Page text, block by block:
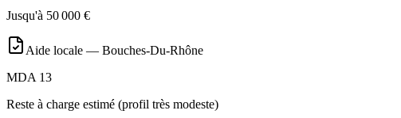
Jusqu'à 50 000 €
Aide locale — Bouches-Du-Rhône
MDA 13
Reste à charge estimé (profil très modeste)